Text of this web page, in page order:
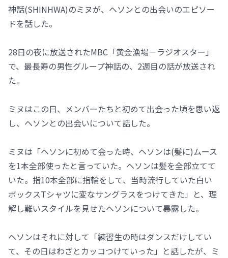
神話(SHINHWA)のミヌが、ヘソンとの出会いのエピソー
ドを話した。
28日の夜に放送されたMBC「黄金漁場－ラジオスター」
で、最長寿の男性グループ神話の、2週目の話が放送され
た。
ミヌはこの日、メンバーたちと初めて出会った頃を思い返
し、ヘソンとの出会いについて話した。
ミヌは「ヘソンに初めて会った時、ヘソンは(髪に)ムース
を1本全部使ったと言っていた。ヘソンは髪を全部立てて
いた。指10本全部に指輪をして、当時流行していた白い
ボックスTシャツに変なサングラスをつけてきた」と、理
解し難いスタイルを見せたヘソンについて暴露した。
ヘソンはそれに対して「練習生の時はダンスだけしてい
て、その日はわざとカッコつけていった」と話したが、ミ